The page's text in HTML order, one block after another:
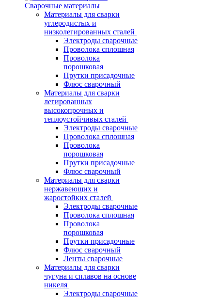
Сварочные материалы
Материалы для сварки
углеродистых и
низколегированных сталей
Электроды сварочные
Проволока сплошная
Проволока
порошковая
Прутки присадочные
Флюс сварочный
Материалы для сварки
легированных
высокопрочных и
теплоустойчивых сталей
Электроды сварочные
Проволока сплошная
Проволока
порошковая
Прутки присадочные
Флюс сварочный
Материалы для сварки
нержавеющих и
жаростойких сталей
Электроды сварочные
Проволока сплошная
Проволока
порошковая
Прутки присадочные
Флюс сварочный
Ленты сварочные
Материалы для сварки
чугуна и сплавов на основе
никеля
Электроды сварочные